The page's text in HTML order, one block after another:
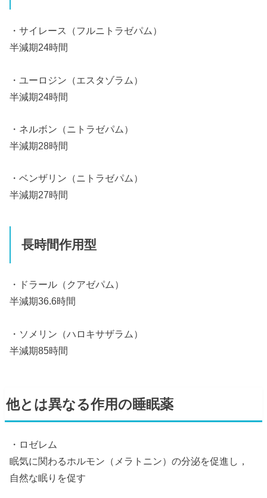
・サイレース（フルニトラゼパム）
半減期24時間
・ユーロジン（エスタゾラム）
半減期24時間
・ネルボン（ニトラゼパム）
半減期28時間
・ベンザリン（ニトラゼパム）
半減期27時間
長時間作用型
・ドラール（クアゼパム）
半減期36.6時間
・ソメリン（ハロキサザラム）
半減期85時間
他とは異なる作用の睡眠薬
・ロゼレム
眠気に関わるホルモン（メラトニン）の分泌を促進し，
自然な眠りを促す